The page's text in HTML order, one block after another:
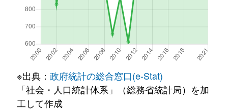
※出典： 政府統計の総合窓口(e-Stat)
「社会・人口統計体系」（総務省統計局）を加
工して作成